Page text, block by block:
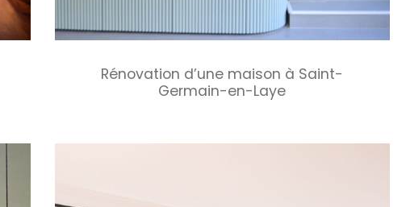
Rénovation d’une maison à Saint-
Germain-en-Laye